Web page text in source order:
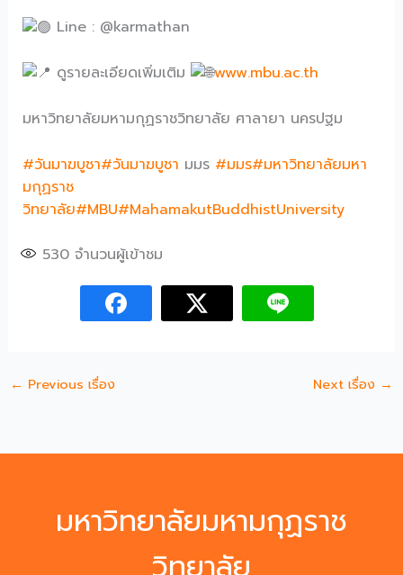
Line : @karmathan
ดูรายละเอียดเพิ่มเติม www.mbu.ac.th
มหาวิทยาลัยมหามกุฏราชวิทยาลัย ศาลายา นครปฐม
#วันมาฆบูชา#วันมาฆบูชา มมร #มมร#มหาวิทยาลัยมหา
มกุฏราช
วิทยาลัย#MBU#MahamakutBuddhistUniversity
530จำนวนผู้เข้าชม
← Previous เรื่อง Next เรื่อง →
มหาวิทยาลัยมหามกุฏราช